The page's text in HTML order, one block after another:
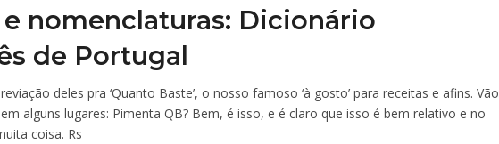
e nomenclaturas: Dicionário
de Portugal
deles pra ‘Quanto Baste’, o nosso famoso ‘à gosto’ para receitas e afins. Vão
alguns lugares: Pimenta QB? Bem, é isso, e é claro que isso é bem relativo e no
coisa. Rs